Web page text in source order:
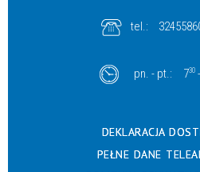
tel.:
pn. - pt.: 730
DEKLARACJA
PEŁNE DANE